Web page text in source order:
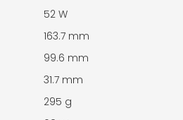
52 W
163.7 mm
99.6 mm
31.7 mm
295 g